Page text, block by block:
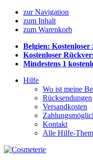
zur Navigation
zum Inhalt
zum Warenkorb
Belgien:
Kostenloser
Mindestens 1
Hilfe
Wo ist meine
Rücksendungen
Versandkosten
Kontakt
Alle Hilfe-